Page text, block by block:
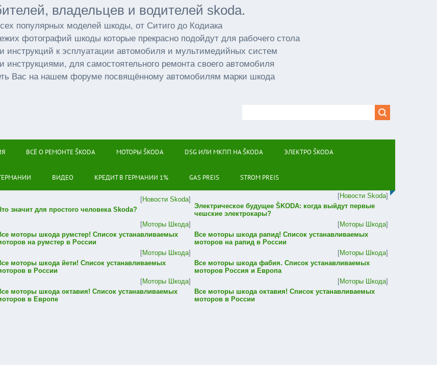
владельцев и водителей skoda.
популярных моделей шкоды, от Ситиго до Кодиака
фотографий шкоды которые прекрасно подойдут для рабочего стола
инструкций к эсплуатации автомобиля и мультимедийных систем
для самостоятельного ремонта своего автомобиля
Вас на нашем форуме посвящённому автомобилям марки шкода
ВСЁ О РЕМОНТЕ ŠKODA МОТОРЫ ŠKODA DSG ИЛИ МКПП НА ŠKODA ЭЛЕКТРО ŠKODA
ВИДЕО КРЕДИТ В ГЕРМАНИИ 1% GAS PREIS STROM PREIS
[Новости Skoda]
значит для простого человека Skoda?
[Новости Skoda]
Электрическое будущее ŠKODA: когда выйдут первые
чешские электрокары?
[Моторы Шкода]
моторы шкода румстер! Список устанавливаемых
на румстер в России
[Моторы Шкода]
Все моторы шкода рапид! Список устанавливаемых
моторов на рапид в России
[Моторы Шкода]
моторы шкода йети! Список устанавливаемых
в России
[Моторы Шкода]
Все моторы шкода фабия. Список устанавливаемых
моторов Россия и Европа
[Моторы Шкода]
моторы шкода октавия! Список устанавливаемых
в Европе
[Моторы Шкода]
Все моторы шкода октавия! Список устанавливаемых
моторов в России